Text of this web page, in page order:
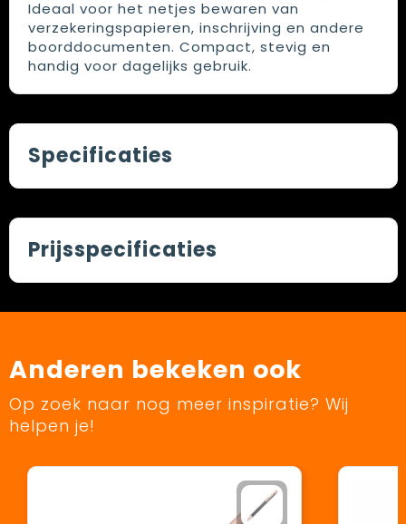
Ideaal voor het netjes bewaren van
verzekeringspapieren, inschrijving en andere
boorddocumenten. Compact, stevig en
handig voor dagelijks gebruik.
Specificaties
Prijsspecificaties
Anderen bekeken ook
Op zoek naar nog meer inspiratie? Wij
helpen je!